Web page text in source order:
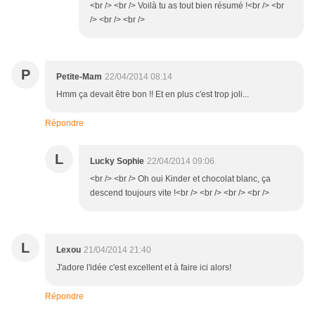
<br /> <br /> Voilà tu as tout bien résumé !<br /> <br
/> <br /> <br />
P Petite-Mam 22/04/2014 08:14
Hmm ça devait être bon !! Et en plus c'est trop joli...
Répondre
L Lucky Sophie 22/04/2014 09:06
<br /> <br /> Oh oui Kinder et chocolat blanc, ça
descend toujours vite !<br /> <br /> <br /> <br />
L Lexou 21/04/2014 21:40
J'adore l'idée c'est excellent et à faire ici alors!
Répondre